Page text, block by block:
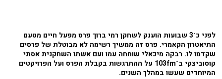
לפני כ־3 שבועות הוענק לשחקן רמי ברוך פרס מפעל חיים מטעם
התיאטרון הקאמרי. פרס זה ממשיך רשימה לא מבוטלת של פרסים
שקדמו לו. רבקה מיכאלי שוחחה עמו ועם אשתו השחקנית אסתי
קוסוביצקי ב־103fm על ההתרגשות בקבלת הפרס ועל הפרויקטים
המיוחדים שעשו במהלך השנים.